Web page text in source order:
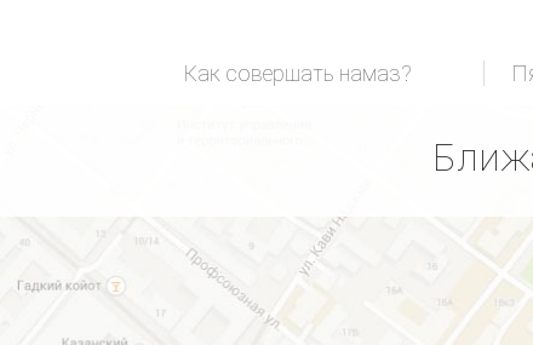
Как совершать намаз?